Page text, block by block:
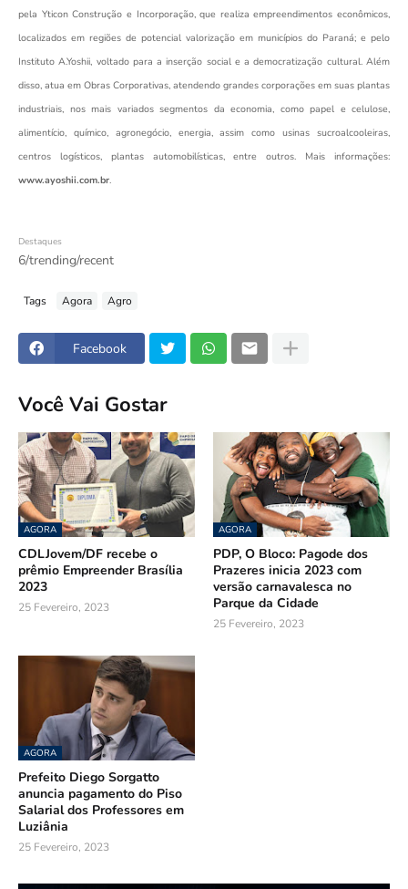
pela Yticon Construção e Incorporação, que realiza empreendimentos econômicos,
localizados em regiões de potencial valorização em municípios do Paraná; e pelo
Instituto A.Yoshii, voltado para a inserção social e a democratização cultural. Além
disso, atua em Obras Corporativas, atendendo grandes corporações em suas plantas
industriais, nos mais variados segmentos da economia, como papel e celulose,
alimentício, químico, agronegócio, energia, assim como usinas sucroalcooleiras,
centros logísticos, plantas automobilísticas, entre outros. Mais informações:
www.ayoshii.com.br.
Destaques
6/trending/recent
Tags Agora Agro
Facebook
Você Vai Gostar
AGORA
CDLJovem/DF recebe o
prêmio Empreender Brasília
2023
25 Fevereiro, 2023
AGORA
PDP, O Bloco: Pagode dos
Prazeres inicia 2023 com
versão carnavalesca no
Parque da Cidade
25 Fevereiro, 2023
AGORA
Prefeito Diego Sorgatto
anuncia pagamento do Piso
Salarial dos Professores em
Luziânia
25 Fevereiro, 2023